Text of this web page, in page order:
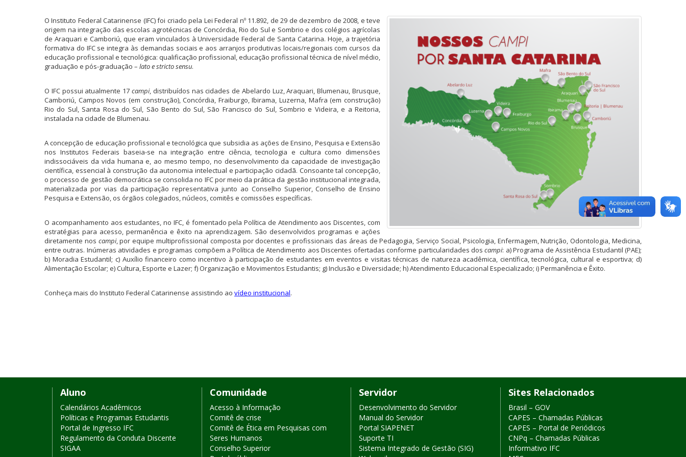
O Instituto Federal Catarinense (IFC) foi criado pela Lei Federal nº 11.892, de 29 de dezembro de 2008, e teve
origem na integração das escolas agrotécnicas de Concórdia, Rio do Sul e Sombrio e dos colégios agrícolas
de Araquari e Camboriú, que eram vinculados à Universidade Federal de Santa Catarina.Hoje, a trajetória
formativa do IFC se integra às demandas sociais e aos arranjos produtivas locais/regionais com cursos da
educação profissional e tecnológica: qualificação profissional, educação profissional técnica de nível médio,
graduação e pós-graduação – lato e stricto sensu.
O IFCpossui atualmente 17 campi, distribuídos nas cidades de Abelardo Luz, Araquari, Blumenau, Brusque,
Camboriú, Campos Novos (em construção), Concórdia, Fraiburgo, Ibirama, Luzerna, Mafra (em construção)
Rio do Sul, Santa Rosa do Sul, São Bento do Sul, São Francisco do Sul, Sombrio e Videira, e a Reitoria,
instalada na cidade de Blumenau.
A concepção de educação profissional e tecnológica que subsidia as ações de Ensino, Pesquisa e Extensão
nos Institutos Federais baseia-se na integração entre ciência, tecnologia e cultura como dimensões
indissociáveis da vida humana e, ao mesmo tempo, no desenvolvimento da capacidade de investigação
científica, essencial à construção da autonomia intelectual e participação cidadã. Consoante tal concepção,
o processo de gestão democrática se consolida no IFC por meio da prática da gestão institucional integrada,
materializada por vias da participação representativa junto ao Conselho Superior, Conselho de Ensino
Pesquisa e Extensão, os órgãos colegiados, núcleos, comitês e comissões específicas.
O acompanhamento aos estudantes, no IFC, é fomentado pela Política de Atendimento aos Discentes, com
estratégias para acesso, permanência e êxito na aprendizagem. São desenvolvidos programas e ações
diretamente nos campi, por equipe multiprofissional composta por docentes e profissionais das áreas de Pedagogia, Serviço Social, Psicologia, Enfermagem, Nutrição, Odontologia, Medicina,
entre outras. Inúmeras atividades e programas compõem a Política de Atendimento aos Discentes ofertadas conforme particularidades doscampi: a) Programa de Assistência Estudantil (PAE);
b) Moradia Estudantil; c) Auxílio financeiro como incentivo à participação de estudantes em eventos e visitas técnicas de natureza acadêmica, científica, tecnológica, cultural e esportiva; d)
Alimentação Escolar; e) Cultura, Esporte e Lazer; f) Organização e Movimentos Estudantis; g) Inclusão e Diversidade; h) Atendimento Educacional Especializado; i) Permanência e Êxito.
Conheça mais do Instituto Federal Catarinense assistindo ao vídeo institucional.
acesso
rápido
Aluno
Calendários Acadêmicos
Políticas e Programas Estudantis
Portal de Ingresso IFC
Regulamento da Conduta Discente
SIGAA
Comunidade
Acesso à Informação
Comitê de crise
Comitê de Ética em Pesquisas com
Seres Humanos
Conselho Superior
Servidor
Desenvolvimento do Servidor
Manual do Servidor
Portal SIAPENET
Suporte TI
Sistema Integrado de Gestão (SIG)
Sites Relacionados
Brasil – GOV
CAPES – Chamadas Públicas
CAPES – Portal de Periódicos
CNPq – Chamadas Públicas
Informativo IFC